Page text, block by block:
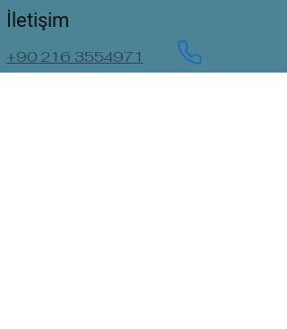
İletişim
+90 216 3554971